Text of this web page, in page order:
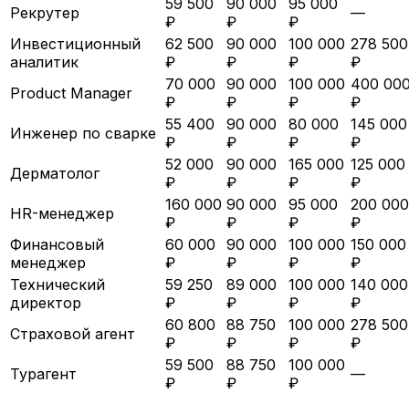
Рекрутер
₽
₽
₽
—
Инвестиционный
аналитик
62 500
₽
90 000
₽
100 000
₽
278 500
₽
Product Manager
70 000
₽
90 000
₽
100 000
₽
400
₽
Инженер по сварке 55 400
₽
90 000
₽
80 000
₽
145 000
₽
Дерматолог
52 000
₽
90 000
₽
165 000
₽
125 000
₽
HR-менеджер
160 000
₽
90 000
₽
95 000
₽
200 000
₽
Финансовый
менеджер
60 000
₽
90 000
₽
100 000
₽
150 000
₽
Технический
директор
59 250
₽
89 000
₽
100 000
₽
140 000
₽
Страховой агент
60 800
₽
88 750
₽
100 000
₽
278 500
₽
Турагент
59 500
₽
88 750
₽
100 000
₽
—